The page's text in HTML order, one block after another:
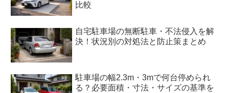
比較
自宅駐車場の無断駐車・不法侵入を解
決！状況別の対処法と防止策まとめ
駐車場の幅2.3m・3mで何台停められ
る？必要面積・寸法・サイズの基準を